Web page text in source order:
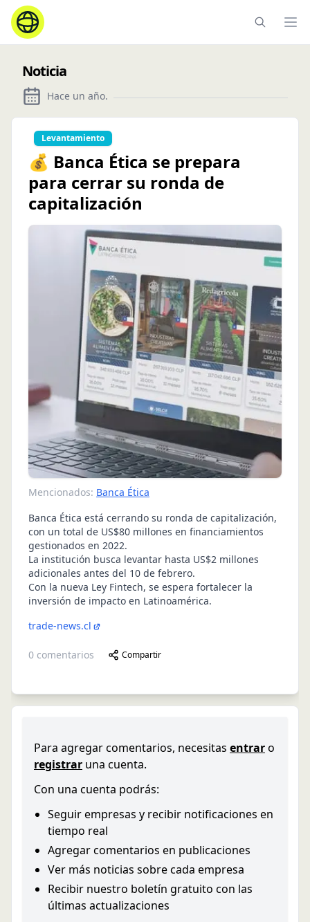
Noticia
Hace un año.
Levantamiento
💰 Banca Ética se prepara
para cerrar su ronda de
capitalización
Mencionados: Banca Ética
Banca Ética está cerrando su ronda de capitalización,
con un total de US$80 millones en financiamientos
gestionados en 2022.
La institución busca levantar hasta US$2 millones
adicionales antes del 10 de febrero.
Con la nueva Ley Fintech, se espera fortalecer la
inversión de impacto en Latinoamérica.
trade-news.cl
0 comentarios Compartir
Para agregar comentarios, necesitas entraro
registrar una cuenta.
Con una cuenta podrás:
Seguir empresas y recibir notificaciones en
tiempo real
Agregar comentarios en publicaciones
Ver más noticias sobre cada empresa
Recibir nuestro boletín gratuito con las
últimas actualizaciones